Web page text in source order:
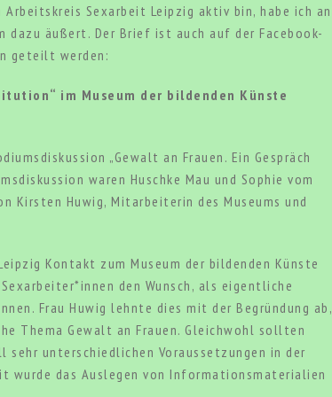
Sexarbeit Leipzig aktiv bin, habe ich an
äußert. Der Brief ist auch auf der Facebook-
geteilt werden:
im Museum der bildenden Künste
„Gewalt an Frauen. Ein Gespräch
waren Huschke Mau und Sophie vom
Kirsten Huwig, Mitarbeiterin des Museums und
Kontakt zum Museum der bildenden Künste
den Wunsch, als eigentliche
Frau Huwig lehnte dies mit der Begründung ab,
Thema Gewalt an Frauen. Gleichwohl sollten
unterschiedlichen Voraussetzungen in der
wurde das Auslegen von Informationsmaterialien